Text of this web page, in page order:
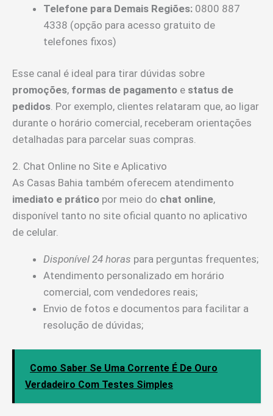
Telefone para Demais Regiões: 0800 887
4338 (opção para acesso gratuito de
telefones fixos)
Esse canal é ideal para tirar dúvidas sobre
promoções, formas de pagamento e status de
pedidos. Por exemplo, clientes relataram que, ao ligar
durante o horário comercial, receberam orientações
detalhadas para parcelar suas compras.
2. Chat Online no Site e Aplicativo
As Casas Bahia também oferecem atendimento
imediato e prático por meio do chat online,
disponível tanto no site oficial quanto no aplicativo
de celular.
Disponível 24 horas para perguntas frequentes;
Atendimento personalizado em horário
comercial, com vendedores reais;
Envio de fotos e documentos para facilitar a
resolução de dúvidas;
Como Saber Se Uma Corrente É De Ouro
Verdadeiro Com Testes Simples